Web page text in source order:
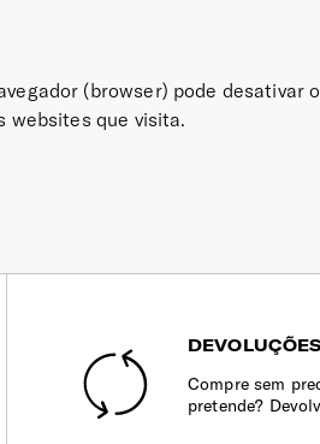
(browser) pode desativar
websites que visita.
Compre sem
pretende?